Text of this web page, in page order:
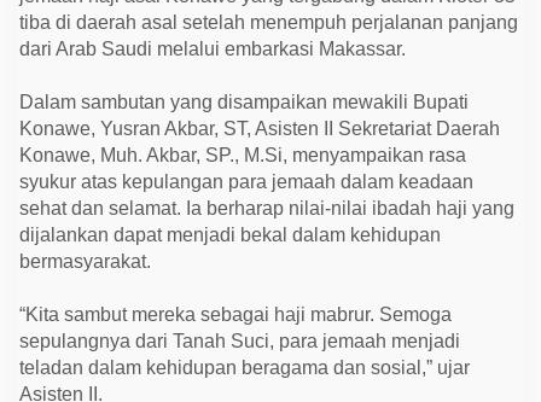
s
j
A
g
u
n
g
tiba di daerah asal setelah menempuh perjalanan panjang
dari Arab Saudi melalui embarkasi Makassar.
Dalam sambutan yang disampaikan mewakili Bupati
Konawe, Yusran Akbar, ST, Asisten II Sekretariat Daerah
Konawe, Muh. Akbar, SP., M.Si, menyampaikan rasa
syukur atas kepulangan para jemaah dalam keadaan
sehat dan selamat. Ia berharap nilai-nilai ibadah haji yang
dijalankan dapat menjadi bekal dalam kehidupan
bermasyarakat.
“Kita sambut mereka sebagai haji mabrur. Semoga
sepulangnya dari Tanah Suci, para jemaah menjadi
teladan dalam kehidupan beragama dan sosial,” ujar
Asisten II.